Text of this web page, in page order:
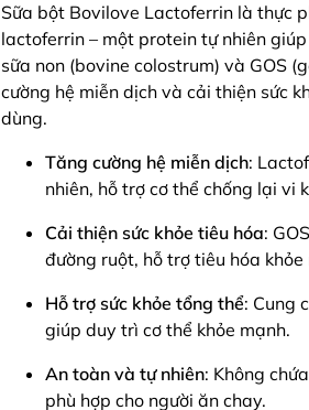
Sữa bột Bovilove Lactoferrin là thực
lactoferrin – một protein tự nhiên
sữa non (bovine colostrum) và GOS
cường hệ miễn dịch và cải thiện sức
dùng.
Tăng cường hệ miễn dịch:
nhiên, hỗ trợ cơ thể chống lại vi
Cải thiện sức khỏe tiêu hóa:
đường ruột, hỗ trợ tiêu hóa khỏe
Hỗ trợ sức khỏe tổng thể: Cung
giúp duy trì cơ thể khỏe mạnh.
An toàn và tự nhiên: Không
phù hợp cho người ăn chay.